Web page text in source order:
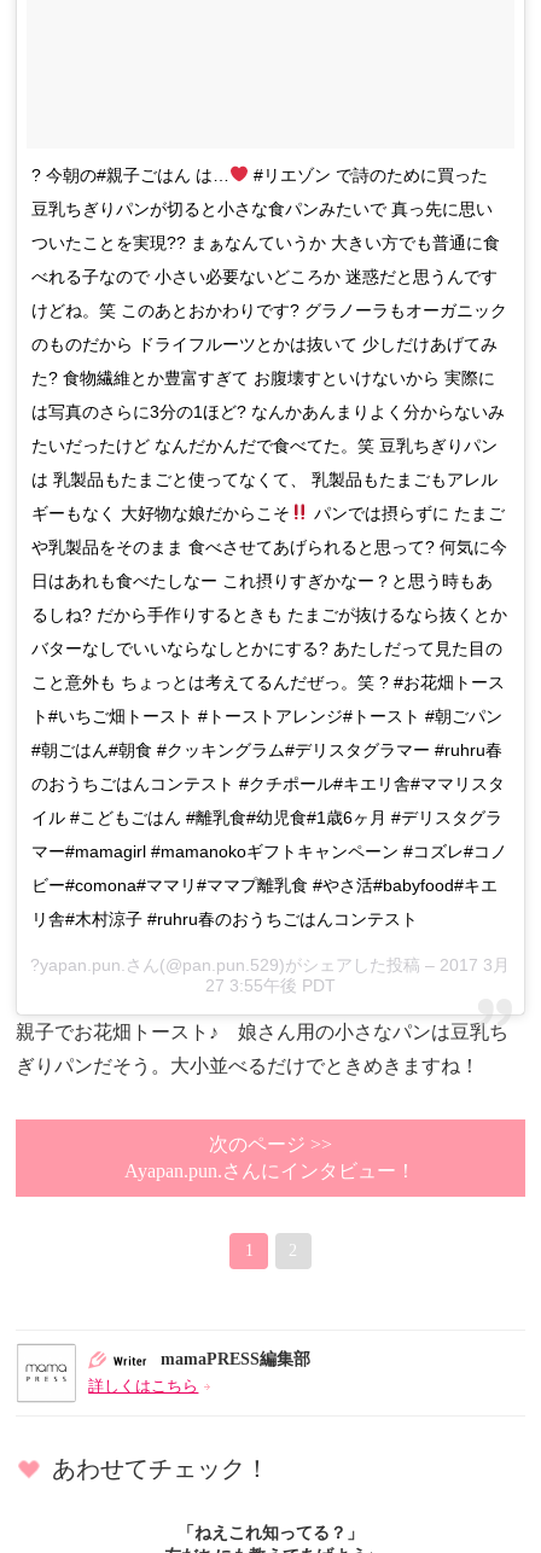
? 今朝の#親子ごはん は…
#リエゾン で詩のために買った
豆乳ちぎりパンが切ると小さな食パンみたいで 真っ先に思い
ついたことを実現?? まぁなんていうか 大きい方でも普通に食
べれる子なので 小さい必要ないどころか 迷惑だと思うんです
けどね。笑 このあとおかわりです? グラノーラもオーガニック
のものだから ドライフルーツとかは抜いて 少しだけあげてみ
た? 食物繊維とか豊富すぎて お腹壊すといけないから 実際に
は写真のさらに3分の1ほど? なんかあんまりよく分からないみ
たいだったけど なんだかんだで食べてた。笑 豆乳ちぎりパン
は 乳製品もたまごと使ってなくて、 乳製品もたまごもアレル
ギーもなく 大好物な娘だからこそ
パンでは摂らずに たまご
や乳製品をそのまま 食べさせてあげられると思って? 何気に今
日はあれも食べたしなー これ摂りすぎかなー？と思う時もあ
るしね? だから手作りするときも たまごが抜けるなら抜くとか
バターなしでいいならなしとかにする? あたしだって見た目の
こと意外も ちょっとは考えてるんだぜっ。笑 ? #お花畑トース
ト#いちご畑トースト #トーストアレンジ#トースト #朝ごパン
#朝ごはん#朝食 #クッキングラム#デリスタグラマー #ruhru春
のおうちごはんコンテスト #クチポール#キエリ舎#ママリスタ
イル #こどもごはん #離乳食#幼児食#1歳6ヶ月 #デリスタグラ
マー#mamagirl #mamanokoギフトキャンペーン #コズレ#コノ
ビー#comona#ママリ#ママプ離乳食 #やさ活#babyfood#キエ
リ舎#木村涼子 #ruhru春のおうちごはんコンテスト
?yapan.pun.さん(@pan.pun.529)がシェアした投稿 – 2017 3月
27 3:55午後 PDT
親子でお花畑トースト♪ 娘さん用の小さなパンは豆乳ち
ぎりパンだそう。大小並べるだけでときめきますね！
次のページ >>
Ayapan.pun.さんにインタビュー！
1 2
mamaPRESS編集部
詳しくはこちら
あわせてチェック！
「ねえこれ知ってる？」